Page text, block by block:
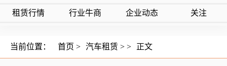
租赁行情 行业牛商 企业动态 关注
当前位置： 首页 > 汽车租赁 > > 正文